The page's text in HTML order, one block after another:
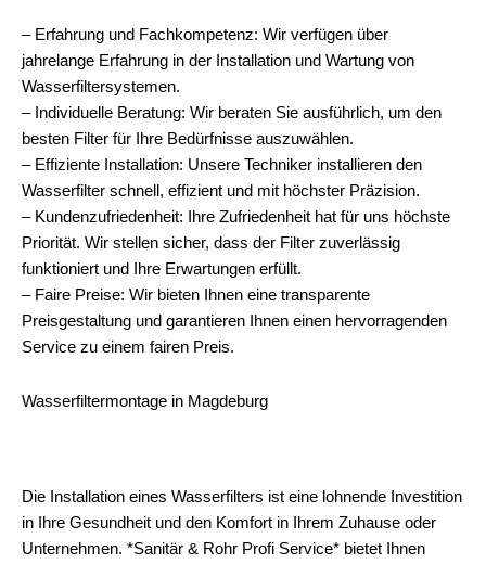
– Erfahrung und Fachkompetenz: Wir verfügen über
jahrelange Erfahrung in der Installation und Wartung von
Wasserfiltersystemen.
– Individuelle Beratung: Wir beraten Sie ausführlich, um den
besten Filter für Ihre Bedürfnisse auszuwählen.
– Effiziente Installation: Unsere Techniker installieren den
Wasserfilter schnell, effizient und mit höchster Präzision.
– Kundenzufriedenheit: Ihre Zufriedenheit hat für uns höchste
Priorität. Wir stellen sicher, dass der Filter zuverlässig
funktioniert und Ihre Erwartungen erfüllt.
– Faire Preise: Wir bieten Ihnen eine transparente
Preisgestaltung und garantieren Ihnen einen hervorragenden
Service zu einem fairen Preis.
Wasserfiltermontage in Magdeburg
Die Installation eines Wasserfilters ist eine lohnende Investition
in Ihre Gesundheit und den Komfort in Ihrem Zuhause oder
Unternehmen. *Sanitär & Rohr Profi Service* bietet Ihnen